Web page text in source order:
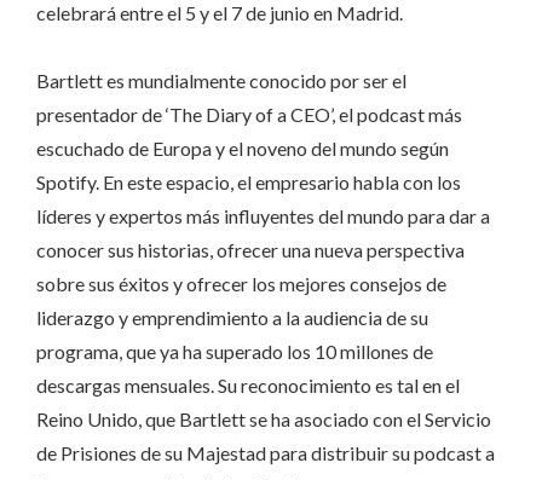
celebrará entre el 5 y el 7 de junio en Madrid.
Bartlett es mundialmente conocido por ser el
presentador de ‘The Diary of a CEO’, el podcast más
escuchado de Europa y el noveno del mundo según
Spotify. En este espacio, el empresario habla con los
líderes y expertos más influyentes del mundo para dar a
conocer sus historias, ofrecer una nueva perspectiva
sobre sus éxitos y ofrecer los mejores consejos de
liderazgo y emprendimiento a la audiencia de su
programa, que ya ha superado los 10 millones de
descargas mensuales. Su reconocimiento es tal en el
Reino Unido, que Bartlett se ha asociado con el Servicio
de Prisiones de su Majestad para distribuir su podcast a